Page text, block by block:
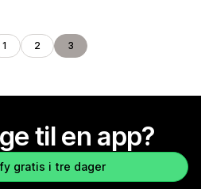
1 2 3
til en app?
gratis i tre dager